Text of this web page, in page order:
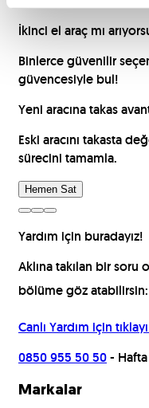
İkinci el araç mı
Binlerce güvenilir
güvencesiyle bul!
Yeni aracına takas
Eski aracını takasta
sürecini tamamla.
Hemen Sat
Yardım için buradayız!
Aklına takılan bir
bölüme göz atabilirsin:
Canlı Yardım için
0850 955 50 50-
Markalar